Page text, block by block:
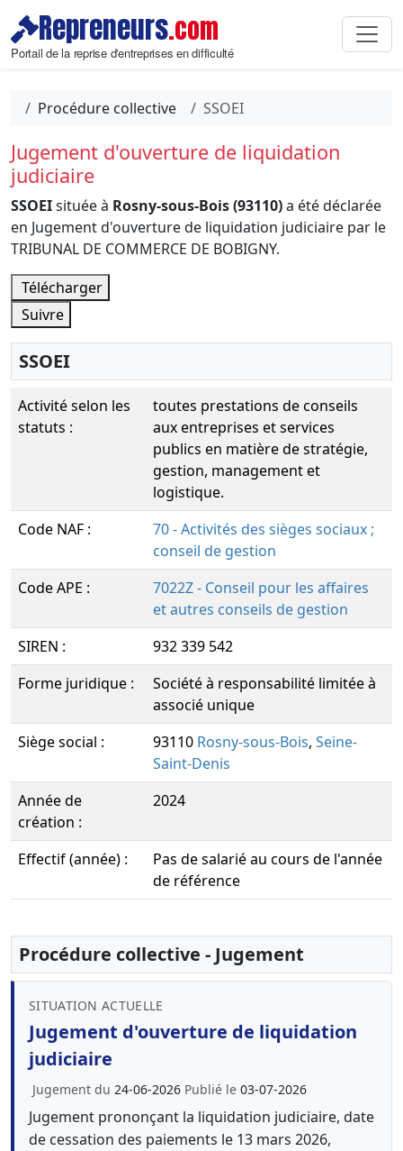
Repreneurs.com
Portail de la reprise d'entreprises en difficulté
Procédure collective SSOEI
Jugement d'ouverture de liquidation
judiciaire
SSOEIsituée à Rosny-sous-Bois (93110)a été déclarée
en Jugement d'ouverture de liquidation judiciaire par le
TRIBUNAL DE COMMERCE DE BOBIGNY.
Télécharger
Suivre
SSOEI
Activité selon les
statuts :
toutes prestations de conseils
aux entreprises et services
publics en matière de stratégie,
gestion, management et
logistique.
Code NAF :
70 - Activités des sièges sociaux ;
conseil de gestion
Code APE :
7022Z - Conseil pour les affaires
et autres conseils de gestion
SIREN :
932 339 542
Forme juridique :
Société à responsabilité limitée à
associé unique
Siège social :
93110 Rosny-sous-Bois, Seine-
Saint-Denis
Année de
création :
2024
Effectif (année) :
Pas de salarié au cours de l'année
de référence
Procédure collective - Jugement
SITUATION ACTUELLE
Jugement d'ouverture de liquidation
judiciaire
Jugement du 24-06-2026 Publié le 03-07-2026
Jugement prononçant la liquidation judiciaire, date
de cessation des paiements le 13 mars 2026,